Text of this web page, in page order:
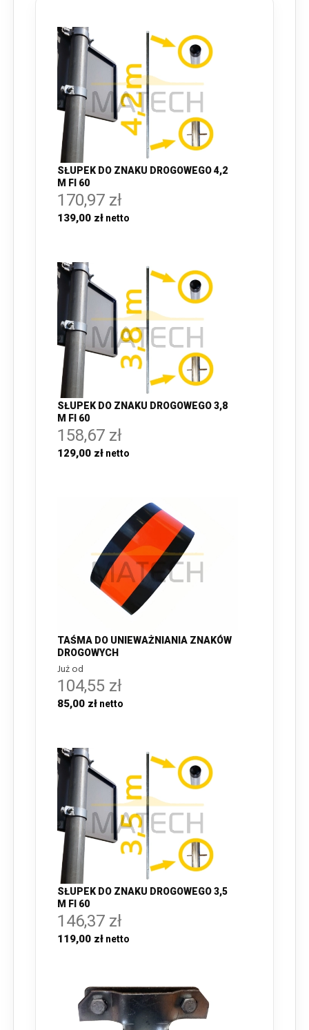
SŁUPEK DO ZNAKU DROGOWEGO 4,2
M FI 60
170,97 zł
139,00 zł
SŁUPEK DO ZNAKU DROGOWEGO 3,8
M FI 60
158,67 zł
129,00 zł
TAŚMA DO UNIEWAŻNIANIA ZNAKÓW
DROGOWYCH
Już od
104,55 zł
85,00 zł
SŁUPEK DO ZNAKU DROGOWEGO 3,5
M FI 60
146,37 zł
119,00 zł